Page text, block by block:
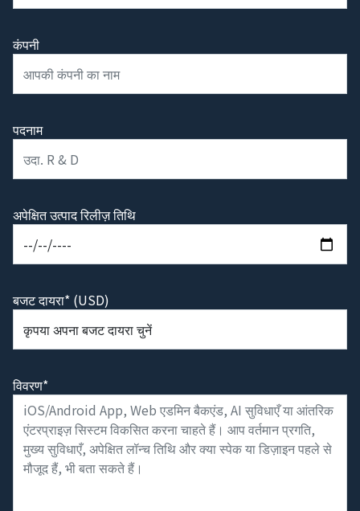
कंपनी
पदनाम
अपेक्षित उत्पाद रिलीज़ तिथि
बजट दायरा* (USD)
विवरण*